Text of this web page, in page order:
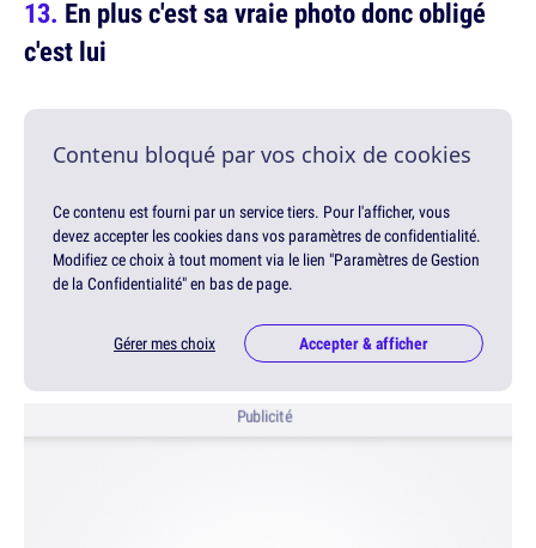
En plus c'est sa vraie photo donc obligé
c'est lui
Contenu bloqué par vos choix de cookies
Ce contenu est fourni par un service tiers. Pour l'afficher, vous
devez accepter les cookies dans vos paramètres de confidentialité.
Modifiez ce choix à tout moment via le lien "Paramètres de Gestion
de la Confidentialité" en bas de page.
Gérer mes choix Accepter & afficher
Publicité